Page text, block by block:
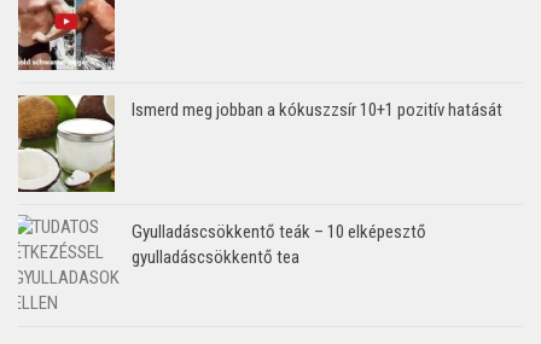
Ismerd meg jobban a kókuszzsír 10+1 pozitív hatását
Gyulladáscsökkentő teák – 10 elképesztő
gyulladáscsökkentő tea